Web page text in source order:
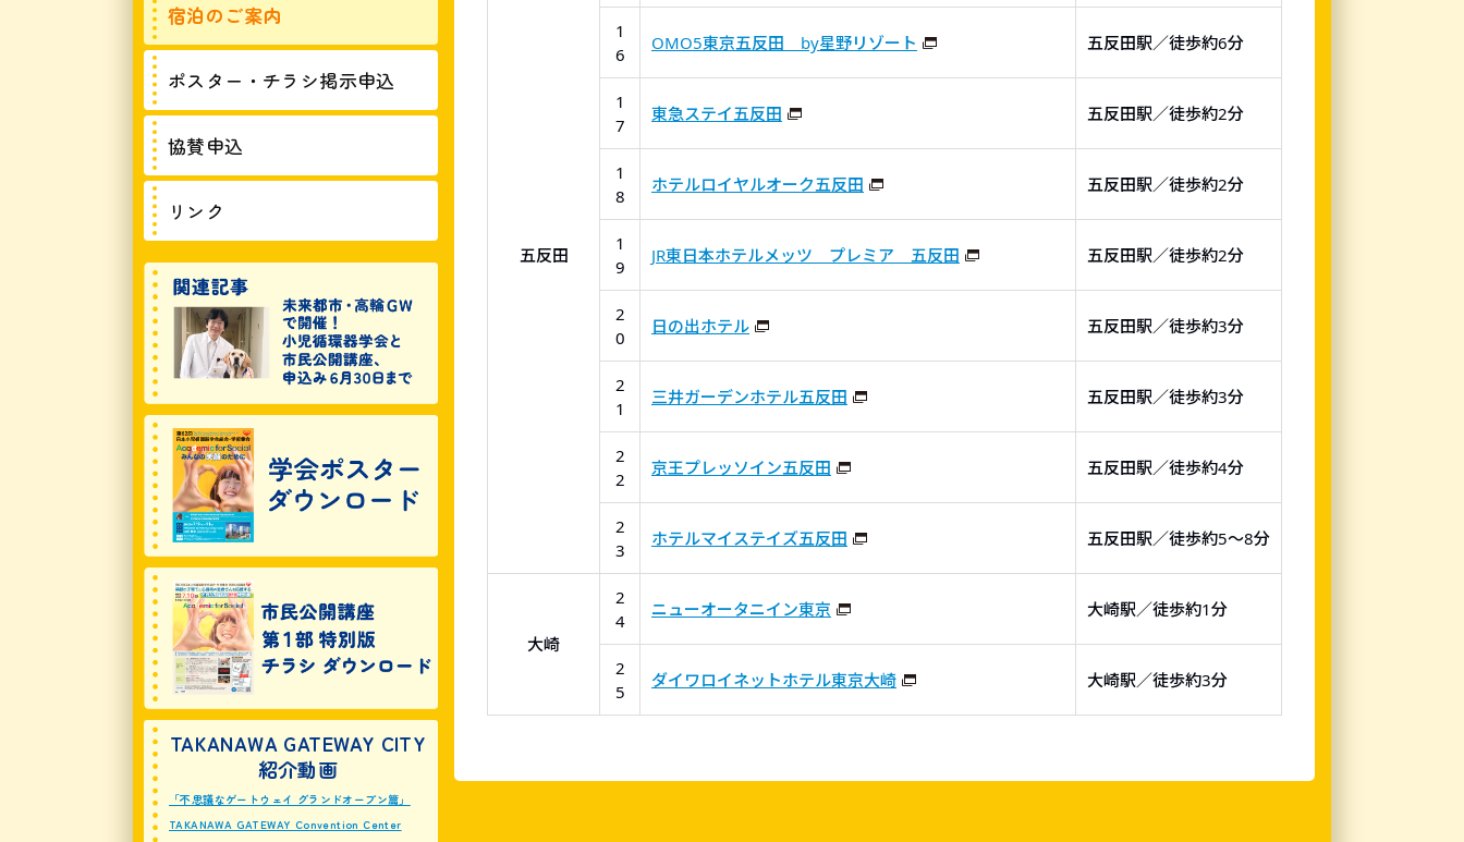
五反田
1
6
OMO5東京五反田 by星野リゾート 五反田駅／徒歩約6分
1
7
東急ステイ五反田 五反田駅／徒歩約2分
1
8
ホテルロイヤルオーク五反田 五反田駅／徒歩約2分
1
9
JR東日本ホテルメッツ プレミア 五反田 五反田駅／徒歩約2分
2
0
日の出ホテル 五反田駅／徒歩約3分
2
1
三井ガーデンホテル五反田 五反田駅／徒歩約3分
2
2
京王プレッソイン五反田 五反田駅／徒歩約4分
2
3
ホテルマイステイズ五反田 五反田駅／徒歩約5～8分
大崎
2
4
ニューオータニイン東京 大崎駅／徒歩約1分
2
5
ダイワロイネットホテル東京大崎 大崎駅／徒歩約3分
宿泊のご案内
ポスター・チラシ掲示申込
協賛申込
リンク
TAKANAWA GATEWAY CITY
紹介動画
「不思議なゲートウェイ グランドオープン篇」
TAKANAWA GATEWAY Convention Center